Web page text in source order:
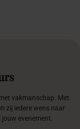
vakmanschap. Met
zij iedere wens naar
evenement.